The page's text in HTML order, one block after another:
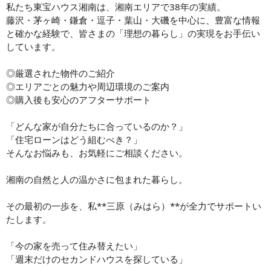
私たち東宝ハウス湘南は、湘南エリアで38年の実績。
藤沢・茅ヶ崎・鎌倉・逗子・葉山・大磯を中心に、豊富な情報
と確かな経験で、皆さまの「理想の暮らし」の実現をお手伝い
しています。
◎厳選された物件のご紹介
◎エリアごとの魅力や周辺環境のご案内
◎購入後も安心のアフターサポート
「どんな家が自分たちに合っているのか？」
「住宅ローンはどう組むべき？」
そんなお悩みも、お気軽にご相談ください。
湘南の自然と人の温かさに包まれた暮らし。
その最初の一歩を、私**三原（みはら）**が全力でサポートい
たします。
「今の家を売って住み替えたい」
「週末だけのセカンドハウスを探している」